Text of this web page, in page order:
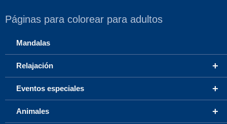
Páginas para colorear para adultos
Mandalas
+
Relajación
+
Eventos especiales
+
Animales